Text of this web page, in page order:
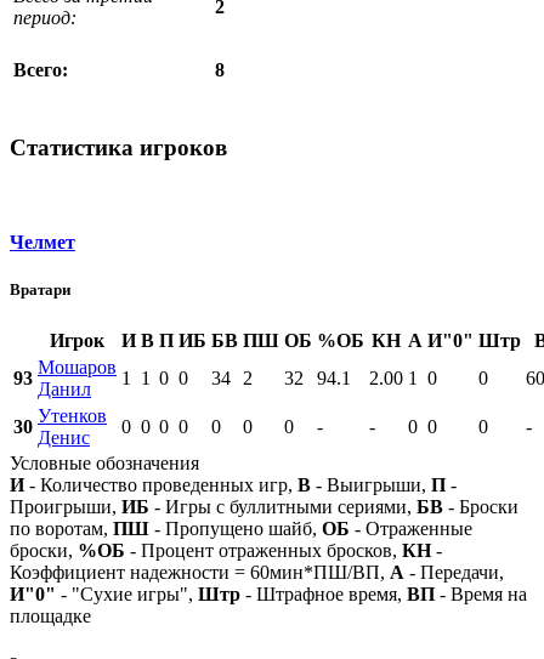
период:
2
Всего: 8
Статистика игроков
Челмет
Вратари
Игрок И В П ИБ БВ ПШ ОБ %ОБ КН А И"0" Штр
93
Мошаров
Данил
1 1 0 0 34 2 32 94.1 2.00 1 0 0
30
Утенков
Денис
0 0 0 0 0 0 0 - - 0 0 0
-
Условные обозначения
И- Количество проведенных игр, В - Выигрыши, П -
Проигрыши, ИБ - Игры с буллитными сериями, БВ - Броски
по воротам, ПШ - Пропущено шайб, ОБ - Отраженные
броски, %ОБ - Процент отраженных бросков, КН-
Коэффициент надежности = 60мин*ПШ/ВП, А - Передачи,
И"0" - "Сухие игры", Штр - Штрафное время, ВП - Время на
площадке